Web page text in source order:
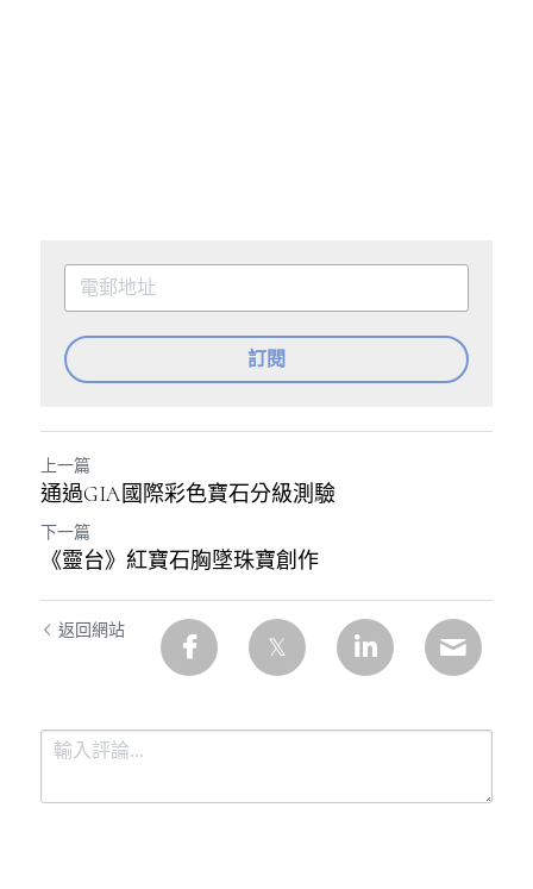
訂閱
上一篇
通過GIA國際彩色寶石分級測驗
下一篇
《靈台》紅寶石胸墜珠寶創作
返回網站